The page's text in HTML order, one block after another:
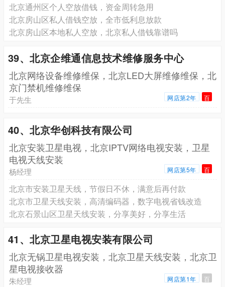
北京通州区个人空放借钱，资金周转急用
北京房山区私人借钱空放，全市低利息放款
北京房山区本地私人空放，北京私人借钱靠谱吗
39、北京企维通信息技术维修服务中心
北京网络设备维修维保，北京LED大屏维修维保，北
京门禁机维修维保
于先生 网店第2年 百
40、北京华创科技有限公司
北京安装卫星电视，北京IPTV网络电视安装，卫星
电视天线安装
杨经理 网店第5年 百
北京市安装卫星天线，节假日不休，满意后再付款
北京市卫星天线安装，高清编码器，数字电视省钱改造
北京石景山区卫星天线安装，分享美好，分享生活
41、北京卫星电视安装有限公司
北京无锅卫星电视安装，北京卫星天线安装，北京卫
星电视接收器
朱经理 网店第1年 百